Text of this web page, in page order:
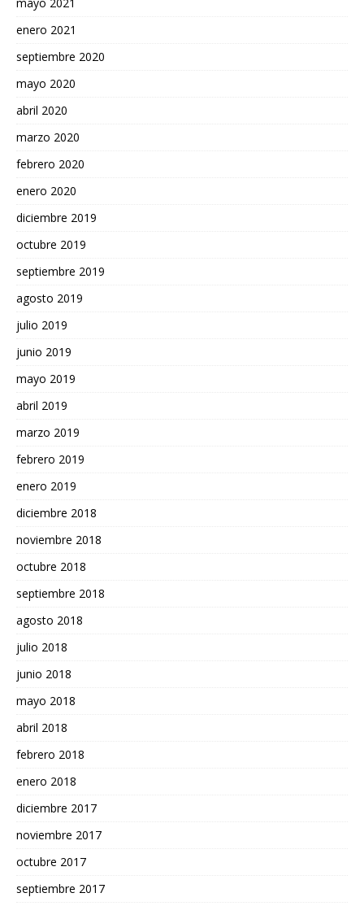
enero 2021
septiembre 2020
mayo 2020
abril 2020
marzo 2020
febrero 2020
enero 2020
diciembre 2019
octubre 2019
septiembre 2019
agosto 2019
julio 2019
junio 2019
mayo 2019
abril 2019
marzo 2019
febrero 2019
enero 2019
diciembre 2018
noviembre 2018
octubre 2018
septiembre 2018
agosto 2018
julio 2018
junio 2018
mayo 2018
abril 2018
febrero 2018
enero 2018
diciembre 2017
noviembre 2017
octubre 2017
septiembre 2017